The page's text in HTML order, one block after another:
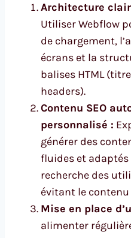
Architecture
Utiliser Webflow
de chargement,
écrans et la
balises HTML
headers).
Contenu SEO
personnalisé :
générer des
fluides et
recherche des
évitant le
Mise en place
alimenter